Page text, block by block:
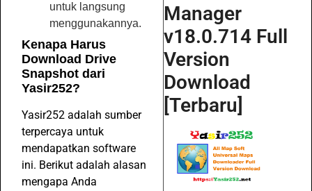
untuk langsung
menggunakannya.
Kenapa Harus
Download Drive
Snapshot dari
Yasir252?
Yasir252 adalah sumber
terpercaya untuk
mendapatkan software
ini. Berikut adalah alasan
mengapa Anda
Manager
v18.0.714 Full
Version
Download
[Terbaru]